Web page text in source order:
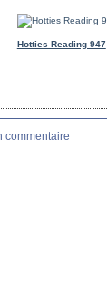
Hotties Reading 947
commentaire